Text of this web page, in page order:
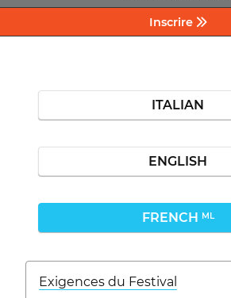
Inscrire
ITALIAN
ENGLISH
FRENCH ML
Exigences du Festival